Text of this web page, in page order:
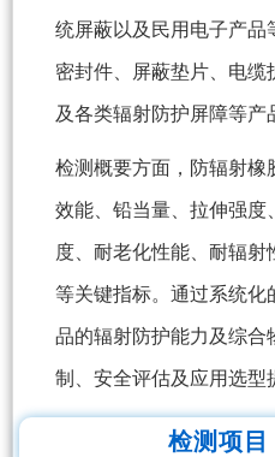
统屏蔽以及民用电子产品
密封件、屏蔽垫片、电
及各类辐射防护屏障等产
检测概要方面，防辐射橡
效能、铅当量、拉伸强度
度、耐老化性能、耐辐
等关键指标。通过系统化
品的辐射防护能力及综合
制、安全评估及应用选型
检测项目